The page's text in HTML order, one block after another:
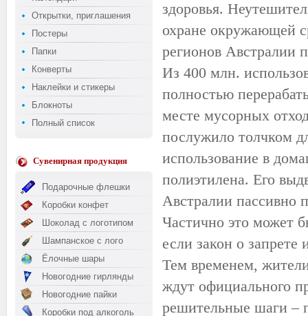
Открытки, приглашения
Постеры
Папки
Конверты
Наклейки и стикеры
Блокноты
Полный список
Сувенирная продукция
Подарочные флешки
Коробки конфет
Шоколад с логотипом
Шампанское с лого
Ёлочные шары
Новогодние гирлянды
Новогодние пайки
Коробки под алкоголь
здоровья.
охране окружающей
регионов Австралии
Из 400 млн.
полностью
месте мусорных
послужило толчком
использование в
полиэтилена. Его
Австралии пассивно
Частично это может
если закон о запрете
Тем временем,
ждут официального
решительные шаги –